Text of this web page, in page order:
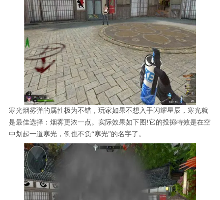
寒光烟雾弹的属性极为不错，玩家如果不想入手闪耀星辰，寒光就
是最佳选择：烟雾更浓一点。实际效果如下图!它的投掷特效是在空
中划起一道寒光，倒也不负“寒光”的名字了。